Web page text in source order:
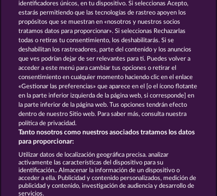
FANCY FRUITS
Términos y condiciones
Declaración de privacidad
Empresa
Enviar solicitud de desistimiento
identificadores únicos, en tu dispositivo. Si seleccionas Acepto,
estarás permitiendo que las tecnologías de rastreo apoyen los
propósitos que se muestran en «nosotros y nuestros socios
tratamos datos para proporcionar». Si seleccionas Rechazarlas
todas o retiras tu consentimiento, los deshabilitarás. Si se
deshabilitan los rastreadores, parte del contenido y los anuncios
que ves podrían dejar de ser relevantes para ti. Puedes volver a
acceder a este menú para cambiar tus opciones o retirar el
consentimiento en cualquier momento haciendo clic en el enlace
«Gestionar las preferencias» que aparece en el [o el ícono flotante
en la parte inferior izquierda de la página web, si corresponde] en
la parte inferior de la página web. Tus opciones tendrán efecto
dentro de nuestro Sitio web. Para saber más, consulta nuestra
política de privacidad.
Tanto nosotros como nuestros asociados tratamos los datos
para proporcionar:
Utilizar datos de localización geográfica precisa. analizar
activamente las características del dispositivo para su
identificación.. Almacenar la información de un dispositivo o
acceder a ella. Publicidad y contenido personalizados, medición de
publicidad y contenido, investigación de audiencia y desarrollo de
servicios.